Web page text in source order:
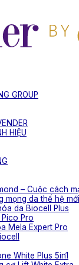
GROUP
HIỆU
– Cuộc cách
mọng da thế hệ
da Biocell Plus
Pico Pro
Mela Expert Pro
White Plus 5in1